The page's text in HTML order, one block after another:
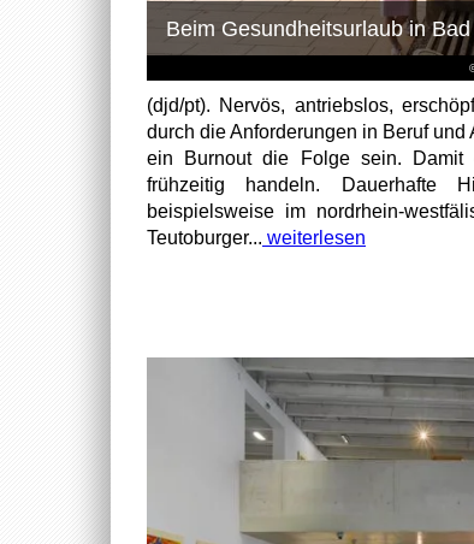
Beim Gesundheitsurlaub in
(djd/pt). Nervös, antriebslos,
durch die Anforderungen in Beruf
ein Burnout die Folge sein.
frühzeitig handeln.
beispielsweise im nordrhein-
Teutoburger... weiterlesen